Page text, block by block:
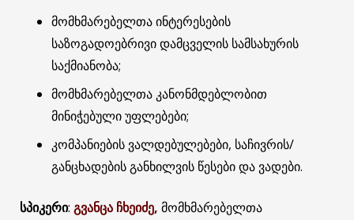
მომხმარებელთა ინტერესების
საზოგადოებრივი დამცველის სამსახურის
საქმიანობა;
მომხმარებელთა კანონმდებლობით
მინიჭებული უფლებები;
კომპანიების ვალდებულებები, საჩივრის/
განცხადების განხილვის წესები და ვადები.
სპიკერი: გვანცა ჩხეიძე, მომხმარებელთა